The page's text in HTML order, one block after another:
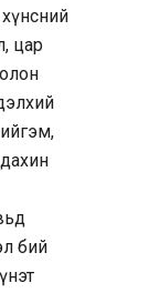
хүнсний
цар
бий